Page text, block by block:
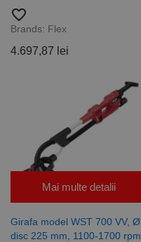
favorite_border
Brands: Flex
4.697,87 lei
Mai multe detalii
Girafa model WST 700 VV, Ø
disc 225 mm, 1100-1700 rpm,